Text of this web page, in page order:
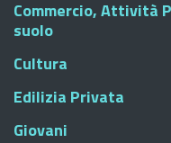
Commercio, Attività
suolo
Cultura
Edilizia Privata
Giovani